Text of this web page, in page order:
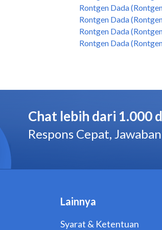
Rontgen Dada
Rontgen Dada
Rontgen Dada
Rontgen Dada